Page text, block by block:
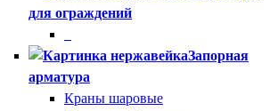
для ограждений
Запорная
арматура
Краны шаровые